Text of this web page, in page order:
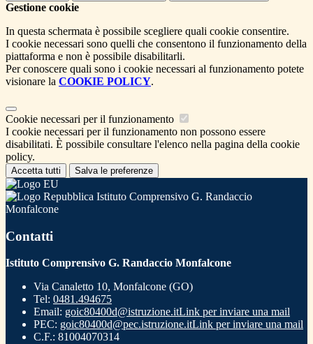
Gestione cookie
In questa schermata è possibile scegliere quali cookie consentire.
I cookie necessari sono quelli che consentono il funzionamento della
piattaforma e non è possibile disabilitarli.
Per conoscere quali sono i cookie necessari al funzionamento potete
visionare la COOKIE POLICY.
Cookie necessari per il funzionamento
I cookie necessari per il funzionamento non possono essere
disabilitati. È possibile consultare l'elenco nella pagina della cookie
policy.
Accetta tutti Salva le preferenze
Istituto Comprensivo G. Randaccio
Monfalcone
Contatti
Istituto Comprensivo G. Randaccio Monfalcone
Via Canaletto 10, Monfalcone (GO)
Tel: 0481.494675
Email: goic80400d@istruzione.itLink per inviare una mail
PEC: goic80400d@pec.istruzione.itLink per inviare una mail
C.F.: 81004070314